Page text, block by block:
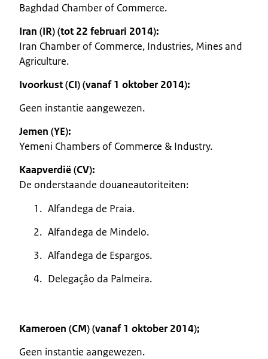
Baghdad Chamber of Commerce.
Iran (IR) (tot 22 februari 2014):
Iran Chamber of Commerce, Industries, Mines and
Agriculture.
Ivoorkust (CI) (vanaf 1 oktober 2014):
Geen instantie aangewezen.
Jemen (YE):
Yemeni Chambers of Commerce & Industry.
Kaapverdië (CV):
De onderstaande douaneautoriteiten:
Alfandega de Praia.
Alfandega de Mindelo.
Alfandega de Espargos.
Delegaçâo da Palmeira.
Kameroen (CM) (vanaf 1 oktober 2014);
Geen instantie aangewezen.